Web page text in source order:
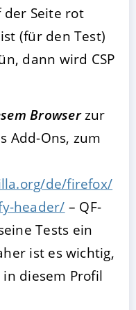
der Seite rot
(für den Test)
dann wird CSP
Browserzur
Add-Ons, zum
de/firefox/
header/ – QF-
Tests ein
ist es wichtig,
diesem Profil